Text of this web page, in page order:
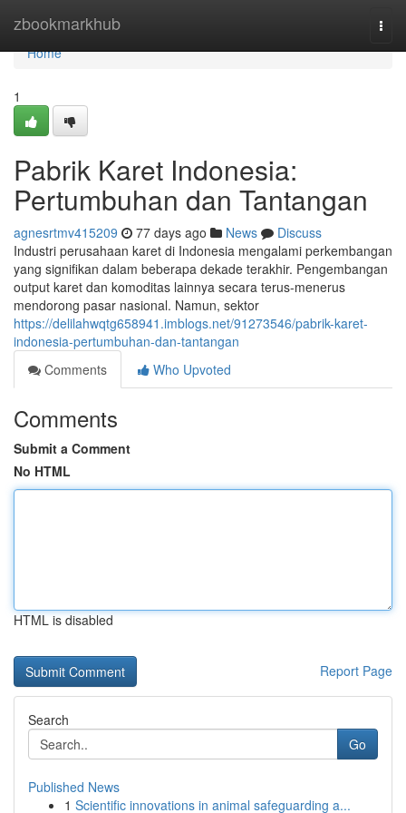
zbookmarkhub
Home
Home
1
Pabrik Karet Indonesia:
Pertumbuhan dan Tantangan
agnesrtmv415209 77 days ago News
Discuss
Industri perusahaan karet di Indonesia mengalami perkembangan
yang signifikan dalam beberapa dekade terakhir. Pengembangan
output karet dan komoditas lainnya secara terus-menerus
mendorong pasar nasional. Namun, sektor
https://delilahwqtg658941.imblogs.net/91273546/pabrik-karet-
indonesia-pertumbuhan-dan-tantangan
Comments
Who Upvoted
Comments
Submit a Comment
No HTML
HTML is disabled
Report Page
Search
Go
Published News
1 Scientific innovations in animal safeguarding a...